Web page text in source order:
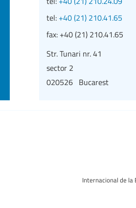
tel: +40 (21) 210.41.65
fax: +40 (21) 210.41.65
Str. Tunari nr. 41
sector 2
020526 Bucarest
Internacional de la